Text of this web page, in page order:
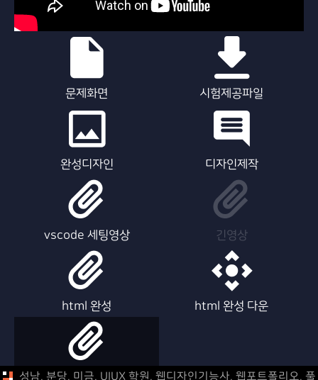
문제화면 시험제공파일
완성디자인 디자인제작
vscode 세팅영상 긴영상
html 완성 html 완성 다운
html 제작영상
성남, 분당, 미금, UIUX 학원, 웹디자인기능사, 웹포트폴리오, 풀